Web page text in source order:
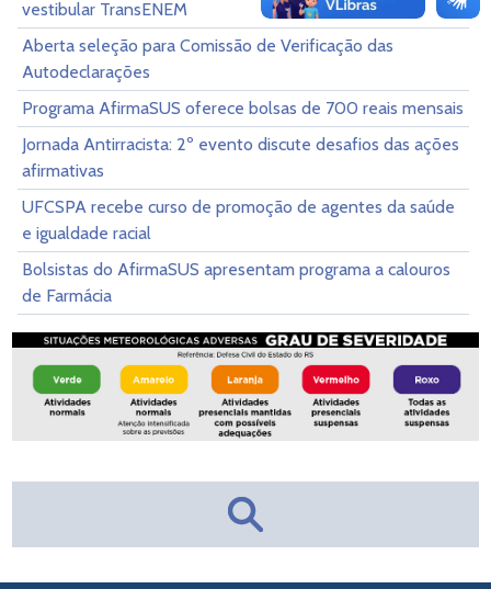
vestibular TransENEM
Aberta seleção para Comissão de Verificação das
Autodeclarações
Programa AfirmaSUS oferece bolsas de 700 reais mensais
Jornada Antirracista: 2º evento discute desafios das ações
afirmativas
UFCSPA recebe curso de promoção de agentes da saúde
e igualdade racial
Bolsistas do AfirmaSUS apresentam programa a calouros
de Farmácia